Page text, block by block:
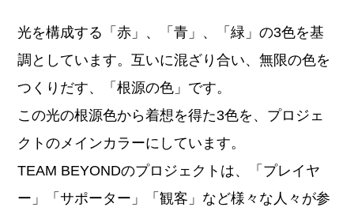
光を構成する「赤」、「青」、「緑」の3色を基
調としています。互いに混ざり合い、無限の色を
つくりだす、「根源の色」です。
この光の根源色から着想を得た3色を、プロジェ
クトのメインカラーにしています。
TEAM BEYONDのプロジェクトは、「プレイヤ
ー」「サポーター」「観客」など様々な人々が参